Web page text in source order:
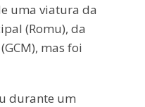
uma viatura da
(Romu), da
mas foi
durante um